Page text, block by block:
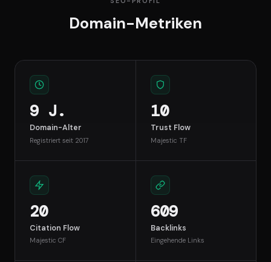
Domain-Metriken
9 J.
Domain-Alter
Registriert seit 2017
10
Trust Flow
Majestic TF
20
Citation Flow
Majestic CF
609
Backlinks
Eingehende Links